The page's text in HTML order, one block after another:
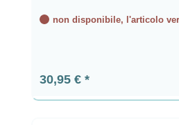
non disponibile, l'articolo
Prezzo normale:
30,95 €